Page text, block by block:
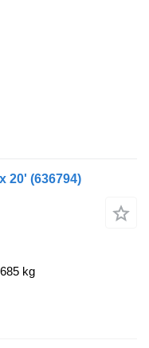
20' (636794)
kg